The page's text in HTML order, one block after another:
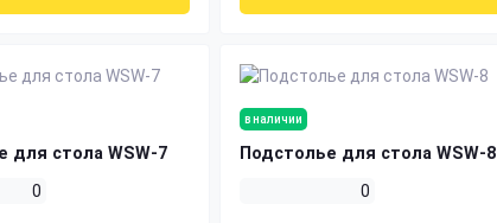
для стола WSW-7
0
в наличии
Подстолье для стола WSW-8
0